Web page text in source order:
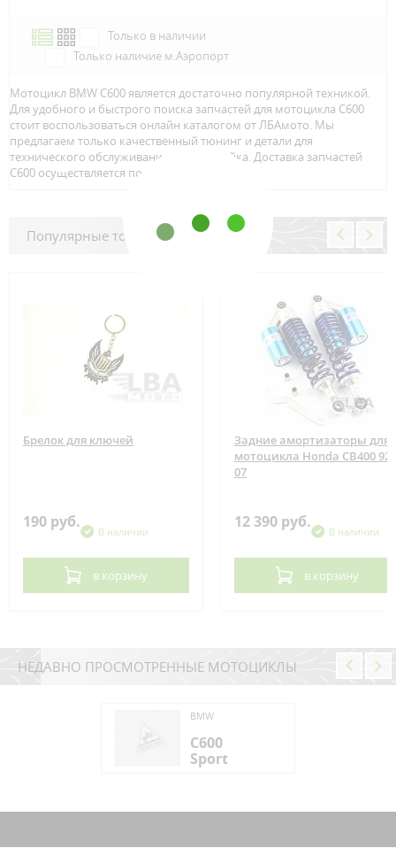
Только в наличии
Только наличие м.Аэропорт
Мотоцикл BMW C600 является достаточно популярной техникой.
Для удобного и быстрого поиска запчастей для мотоцикла C600
стоит воспользоваться онлайн каталогом от ЛБАмото. Мы
предлагаем только качественный тюнинг и детали для
технического обслуживание вашего байка. Доставка запчастей
C600 осуществляется по всей Росcии.
Популярные товары
Брелок для ключей
190 руб.
В наличии
в корзину
Задние амортизаторы для
мотоцикла Honda CB400 92-
07
12 390 руб.
В наличии
в корзину
НЕДАВНО ПРОСМОТРЕННЫЕ МОТОЦИКЛЫ
BMW
C600
Sport